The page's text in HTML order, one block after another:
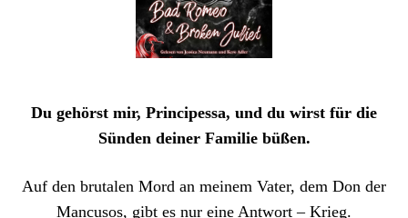
Du gehörst mir, Principessa, und du wirst für die
Sünden deiner Familie büßen.
Auf den brutalen Mord an meinem Vater, dem Don der
Mancusos, gibt es nur eine Antwort – Krieg.